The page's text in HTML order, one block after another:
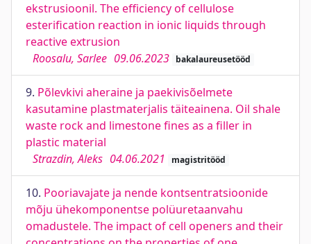
ekstrusioonil. The efficiency of cellulose
esterification reaction in ionic liquids through
reactive extrusion
Roosalu, Sarlee 09.06.2023 bakalaureusetööd
9. Põlevkivi aheraine ja paekivisõelmete
kasutamine plastmaterjalis täiteainena. Oil shale
waste rock and limestone fines as a filler in
plastic material
Strazdin, Aleks 04.06.2021 magistritööd
10. Pooriavajate ja nende kontsentratsioonide
mõju ühekomponentse polüuretaanvahu
omadustele. The impact of cell openers and their